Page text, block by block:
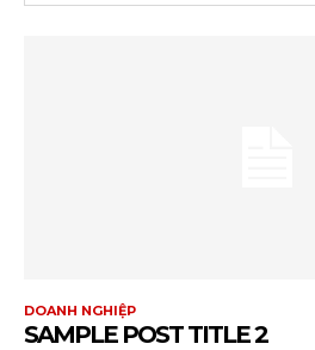
DOANH NGHIỆP
SAMPLE POST TITLE 2